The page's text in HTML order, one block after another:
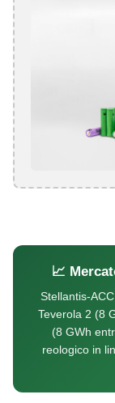
📈
Stellantis-
Teverola 2 (8
(8 GWh
reologico in